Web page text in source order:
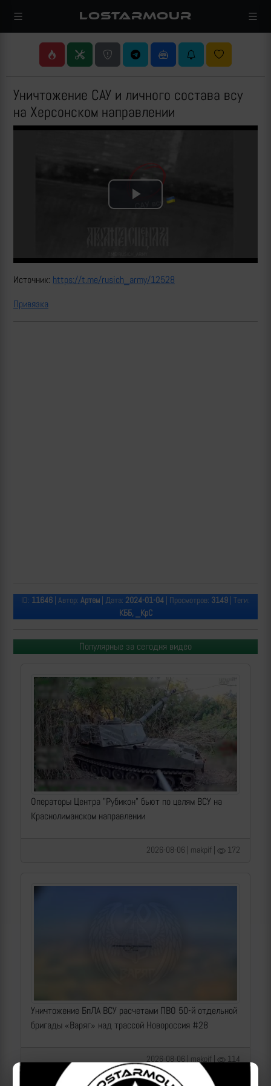
LOSTARMOUR
Уничтожение САУ и личного состава всу
на Херсонском направлении
Play
Источник: https://t.me/rusich_army/12528
Привязка
ID: 11646 | Автор: Артем | Дата: 2024-01-04 | Просмотров: 3149 | Теги:
КББ, _КрС
Популярные за сегодня видео
Операторы Центра "Рубикон" бьют по целям ВСУ на
Краснолиманском направлении
2026-08-06 | makpif | 172
Уничтожение БпЛА ВСУ расчетами ПВО 50-й отдельной
бригады «Варяг» над трассой Новороссия #28
2026-08-06 | makpif | 114